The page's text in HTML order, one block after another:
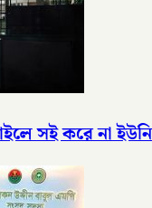
সই করে না